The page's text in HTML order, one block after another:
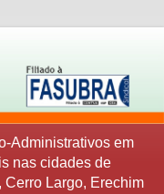
Administrativos em
nas cidades de
Largo, Erechim